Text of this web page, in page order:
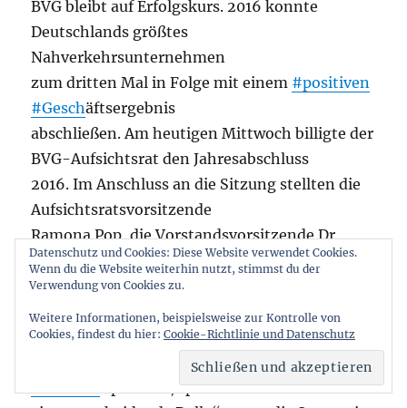
BVG bleibt auf Erfolgskurs. 2016 konnte
Deutschlands größtes
Nahverkehrsunternehmen
zum dritten Mal in Folge mit einem #positiven
#Geschäftsergebnis
abschließen. Am heutigen Mittwoch billigte der
BVG-Aufsichtsrat den Jahresabschluss
2016. Im Anschluss an die Sitzung stellten die
Aufsichtsratsvorsitzende
Ramona Pop, die Vorstandsvorsitzende Dr.
Sigrid Evelyn Nikutta und
der Vorsitzende des Gesamtpersonalrats und
stellvertretende Aufsichtsratsvorsitzende,
Lothar Stephan, die Eckdaten der Bilanz vor.
#Verkehrskonzeptder
sprechen, spielt die BVG
Datenschutz und Cookies: Diese Website verwendet Cookies.
Wenn du die Website weiterhin nutzt, stimmst du der
Verwendung von Cookies zu.
Weitere Informationen, beispielsweise zur Kontrolle von
Cookies, findest du hier: Cookie-Richtlinie und Datenschutz